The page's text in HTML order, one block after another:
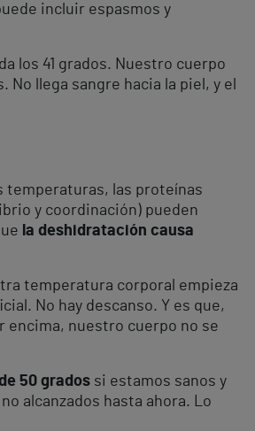
incluir espasmos y
los 41 grados. Nuestro cuerpo
llega sangre hacia la piel, y el
temperaturas, las proteínas
y coordinación) pueden
la deshidratación causa
temperatura corporal empieza
No hay descanso. Y es que,
encima, nuestro cuerpo no se
50 grados si estamos sanos y
alcanzados hasta ahora. Lo